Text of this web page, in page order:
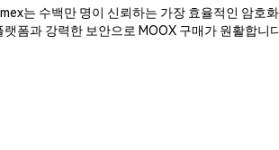
는 수백만 명이 신뢰하는 가장 효율적인 암
폼과 강력한 보안으로 MOOX 구매가 원활합